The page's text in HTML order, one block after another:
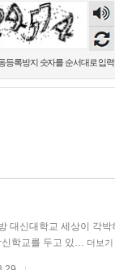
숫자
음성
듣기
등록방지 숫자를 순서대로 입력
대신대학교 세상이 각
신학교를 두고 있… 더보기